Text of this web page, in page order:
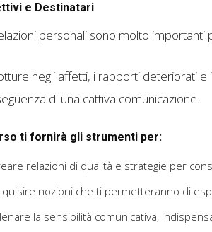
e Destinatari
personali sono molto importanti
negli affetti, i rapporti deteriorati
di una cattiva comunicazione.
ti fornirà gli strumenti per:
relazioni di qualità e strategie per
nozioni che ti permetteranno di
la sensibilità comunicativa,